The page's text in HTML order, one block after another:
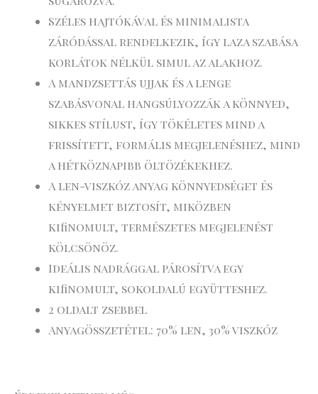
Széles hajtókával és minimalista
záródással rendelkezik, így laza szabása
korlátok nélkül simul az alakhoz.
A mandzsettás ujjak és a lenge
szabásvonal hangsúlyozzák a könnyed,
sikkes stílust, így tökéletes mind a
frissített, formális megjelenéshez, mind
a hétköznapibb öltözékekhez.
A len-viszkóz anyag könnyedséget és
kényelmet biztosít, miközben
kifinomult, természetes megjelenést
kölcsönöz.
Ideális nadrággal párosítva egy
kifinomult, sokoldalú együtteshez.
2 oldalt zsebbel
Anyagösszetétel: 70% len, 30% viszkóz